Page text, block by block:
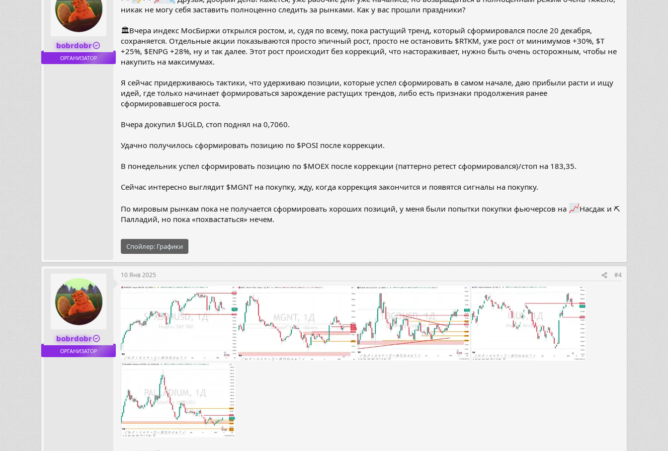
bobrdobr
ОРГАНИЗАТОР
никак не могу себя заставить полноценно следить за рынками. Как у вас прошли праздники?
🏛Вчера индекс МосБиржи открылся ростом, и, судя по всему, пока растущий тренд, который сформировался после 20 декабря,
сохраняется. Отдельные акции показываются просто эпичный рост, просто не остановить $RTKM, уже рост от минимумов +30%, $T
+25%, $ENPG +28%, ну и так далее. Этот рост происходит без коррекций, что настораживает, нужно быть очень осторожным, чтобы не
накупить на максимумах.
Я сейчас придерживаюсь тактики, что удерживаю позиции, которые успел сформировать в самом начале, даю прибыли расти и ищу
идей, где только начинает формироваться зарождение растущих трендов, либо есть признаки продолжения ранее
сформировавшегося роста.
Вчера докупил $UGLD, стоп поднял на 0,7060.
Удачно получилось сформировать позицию по $POSI после коррекции.
В понедельник успел сформировать позицию по $MOEX после коррекции (паттерно ретест сформировался)/стоп на 183,35.
Сейчас интересно выглядит $MGNT на покупку, жду, когда коррекция закончится и появятся сигналы на покупку.
По мировым рынкам пока не получается сформировать хороших позиций, у меня были попытки покупки фьючерсов на
Насдак и ⛏
Палладий, но пока «похвастаться» нечем.
Спойлер: Графики
bobrdobr
ОРГАНИЗАТОР
10 Янв 2025 #4